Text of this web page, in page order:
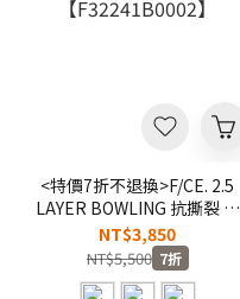
<特價7折不退換>F/CE. 2.5
LAYER BOWLING 抗撕裂 耐
重 保齡球包 旅行袋 健身包
【F32241B0002】
NT$3,850
NT$5,500 7折